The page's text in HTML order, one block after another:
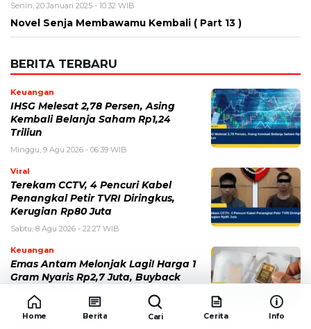
Senin, 20 Januari 2025 - 10:32 WIB
Novel Senja Membawamu Kembali ( Part 13 )
BERITA TERBARU
Keuangan
IHSG Melesat 2,78 Persen, Asing
Kembali Belanja Saham Rp1,24
Triliun
Minggu, 9 Agu 2026 - 06:39 WIB
Viral
Terekam CCTV, 4 Pencuri Kabel
Penangkal Petir TVRI Diringkus,
Kerugian Rp80 Juta
Sabtu, 8 Agu 2026 - 22:27 WIB
Keuangan
Emas Antam Melonjak Lagi! Harga 1
Gram Nyaris Rp2,7 Juta, Buyback
Sabtu, 8 Agu 2026 - 22:09 WIB
Home Berita Cari Cerita Info